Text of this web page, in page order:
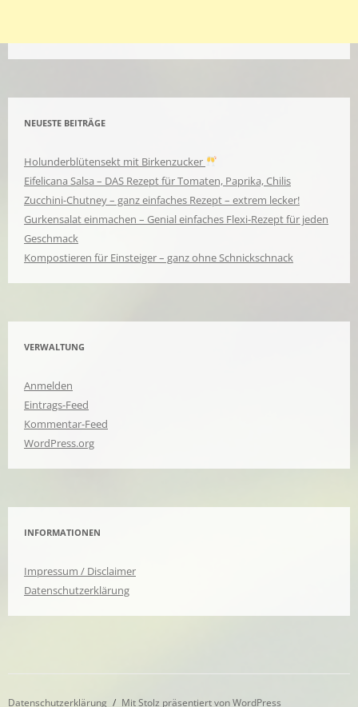
NEUESTE BEITRÄGE
Holunderblütensekt mit Birkenzucker
Eifelicana Salsa – DAS Rezept für Tomaten, Paprika, Chilis
Zucchini-Chutney – ganz einfaches Rezept – extrem lecker!
Gurkensalat einmachen – Genial einfaches Flexi-Rezept für jeden
Geschmack
Kompostieren für Einsteiger – ganz ohne Schnickschnack
VERWALTUNG
Anmelden
Eintrags-Feed
Kommentar-Feed
WordPress.org
INFORMATIONEN
Impressum / Disclaimer
Datenschutzerklärung
Datenschutzerklärung Mit Stolz präsentiert von WordPress